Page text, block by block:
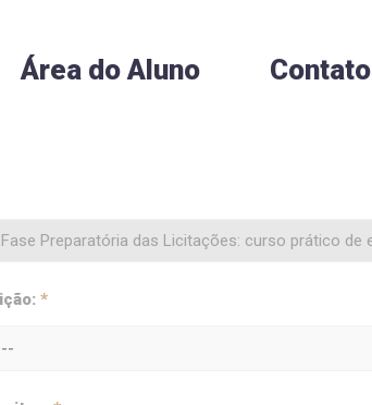
Área do Aluno Contato
*